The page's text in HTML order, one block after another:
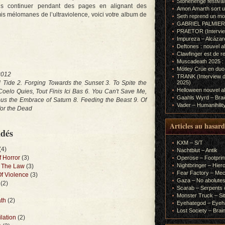
continuer pendant des pages en alignant des
mélomanes de l’ultraviolence, voici votre album de
2. Forging Towards the Sunset 3. To Spite the
Quies, Tout Finis Ici Bas 6. You Can't Save Me,
the Embrace of Saturn 8. Feeding the Beast 9. Of
the Dead
Horror (3)
Law (3)
Violence (3)
(2)
(2)
Amon Amarth sort
Seth reprend un
GABRIEL
PRAETOR
Impureza –
Deftones : nouvel
Clawfinger est de
Muscadeath 2025 :
Mötley Crüe en
TRANK (Interview
2025)
Helloween nouvel
Gaahls Wyrd –
Vader –
Articles au hasard
KXM – S/T
Nachtblut – Antik
Operose –
Nightbringer –
Fear Factory –
Gaza – No
Scarab – Serpents
Monster Truck –
Eyehategod –
Lost Society –